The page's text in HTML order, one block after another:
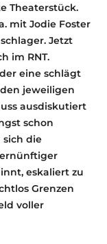
Theaterstück.
mit Jodie Foster
Jetzt
im RNT.
eine schlägt
jeweiligen
ausdiskutiert
schon
die
eskaliert zu
Grenzen
voller